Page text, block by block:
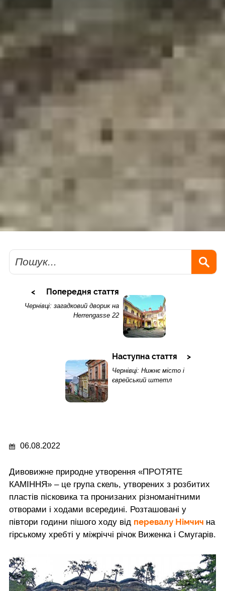
Пошук
Попередня стаття
Чернівці: загадковий дворик на
Herrengasse 22
Наступна стаття
Чернівці: Нижнє місто і
єврейський штетл
06.08.2022
Дивовижне природне утворення «ПРОТЯТЕ
КАМІННЯ» – це група скель, утворених з розбитих
пластів пісковика та пронизаних різноманітними
отворами і ходами всередині. Розташовані у
півтори години пішого ходу від перевалу Німчич на
гірському хребті у міжріччі річок Виженка і Смугарів.